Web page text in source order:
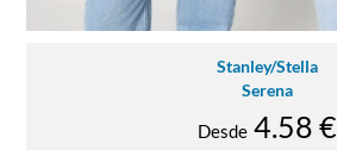
Stanley/Stella
Serena
Desde4.58 €